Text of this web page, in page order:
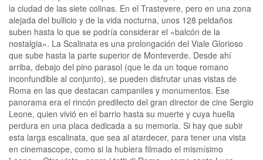
la ciudad de las siete colinas. En el Trastevere, pero en una zona
alejada del bullicio y de la vida nocturna, unos 128 peldaños
suben hasta lo que se podría considerar el «balcón de la
nostalgia». La Scalinata es una prolongación del Viale Glorioso
que sube hasta la parte superior de Monteverde. Desde ahí
arriba, debajo del pino parasol (que le da un toque romano
inconfundible al conjunto), se pueden disfrutar unas vistas de
Roma en las que destacan campaniles y monumentos. Ese
panorama era el rincón predilecto del gran director de cine Sergio
Leone, quien vivió en el barrio hasta su muerte y cuya huella
perdura en una placa dedicada a su memoria. Si hay que subir
esta larga escalinata, que sea al atardecer, para tener una vista
en cinemascope, como si la hubiera filmado el mismísimo